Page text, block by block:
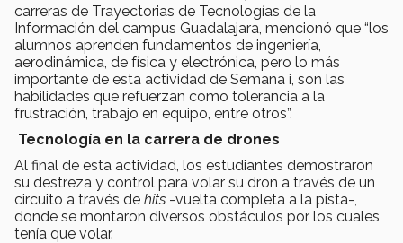
carreras de Trayectorias de Tecnologías de la
Información del campus Guadalajara, mencionó que “los
alumnos aprenden fundamentos de ingeniería,
aerodinámica, de física y electrónica, pero lo más
importante de esta actividad de Semana i, son las
habilidades que refuerzan como tolerancia a la
frustración, trabajo en equipo, entre otros”.
Tecnología en la carrera de drones
Al final de esta actividad, los estudiantes demostraron
su destreza y control para volar su dron a través de un
circuito a través de hits -vuelta completa a la pista-,
donde se montaron diversos obstáculos por los cuales
tenía que volar.